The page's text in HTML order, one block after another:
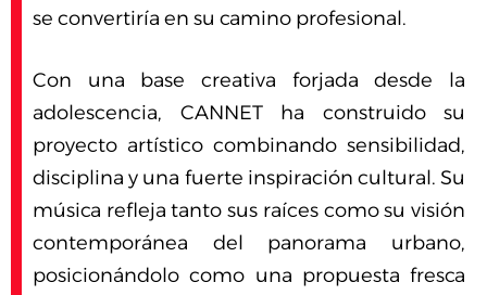
se convertiría en su camino profesional.
Con una base creativa forjada desde la
adolescencia, CANNET ha construido su
proyecto artístico combinando sensibilidad,
disciplina y una fuerte inspiración cultural. Su
música refleja tanto sus raíces como su visión
contemporánea del panorama urbano,
posicionándolo como una propuesta fresca